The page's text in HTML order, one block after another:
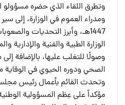
وتطرق اللقاء الذي حضره
ومدراء العموم في الوزارة، إلى
1447هـ، وأبرز التحديات
الوزارة الطبية والفنية والإدارية
وصولًا للتغلب عليها، بالإضافة
الصحي ودوره الحيوي في الوقاية
وتحدث القائم بأعمال رئيس مجلس
مؤكداً على عِظم المسؤولية الوطنية